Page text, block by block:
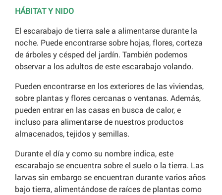
HÁBITAT Y NIDO
El escarabajo de tierra sale a alimentarse durante la
noche. Puede encontrarse sobre hojas, flores, corteza
de árboles y césped del jardín. También podemos
observar a los adultos de este escarabajo volando.
Pueden encontrarse en los exteriores de las viviendas,
sobre plantas y flores cercanas o ventanas. Además,
pueden entrar en las casas en busca de calor, e
incluso para alimentarse de nuestros productos
almacenados, tejidos y semillas.
Durante el día y como su nombre indica, este
escarabajo se encuentra sobre el suelo o la tierra. Las
larvas sin embargo se encuentran durante varios años
bajo tierra, alimentándose de raíces de plantas como